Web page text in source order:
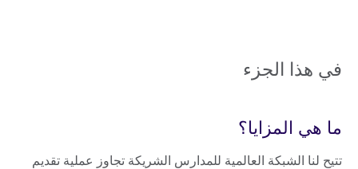
في هذا الجزء
ما هي المزايا؟
تتيح لنا الشبكة العالمية للمدارس الشريكة تجاوز عملية تقديم